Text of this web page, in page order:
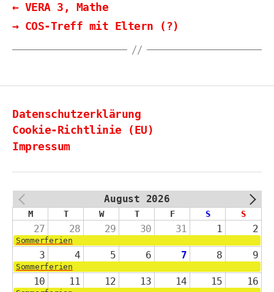
← VERA 3, Mathe
→ COS-Treff mit Eltern (?)
Datenschutzerklärung
Cookie-Richtlinie (EU)
Impressum
August 2026
M T W T F S S
27 28 29 30 31 1 2
Sommerferien
3 4 5 6 7 8 9
Sommerferien
10 11 12 13 14 15 16